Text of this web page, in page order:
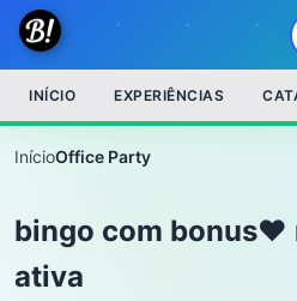
INÍCIO EXPERIÊNCIAS
InícioOffice Party
bingo com bonus❤️
ativa